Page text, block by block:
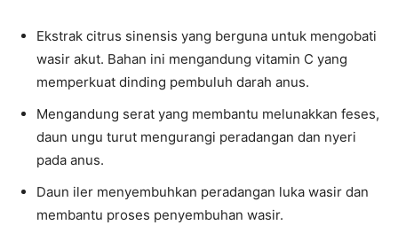
Ekstrak citrus sinensis yang berguna untuk mengobati
wasir akut. Bahan ini mengandung vitamin C yang
memperkuat dinding pembuluh darah anus.
Mengandung serat yang membantu melunakkan feses,
daun ungu turut mengurangi peradangan dan nyeri
pada anus.
Daun iler menyembuhkan peradangan luka wasir dan
membantu proses penyembuhan wasir.